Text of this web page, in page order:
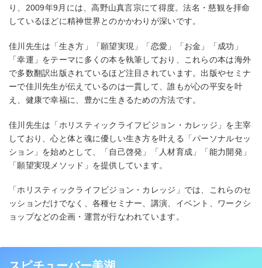
り、2009年9月には、高野山真言宗にて得度。法名・慈観を拝命
しているほどに精神世界とのかかわりが深いです。
佳川先生は「生き方」「願望実現」「恋愛」「お金」「成功」
「幸運」をテーマに多くの本を執筆しており、これらの本は海外
で多数翻訳出版されているほど注目されています。出版やセミナ
ーで佳川先生が伝えているのは一貫して、誰もが心の平安を叶
え、健康で幸福に、豊かに生きるための方法です。
佳川先生は「ホリスティックライフビジョン・カレッジ」を主宰
しており、心と体と魂に優しい生き方を叶える「パーソナルセッ
ション」を始めとして、「自己啓発」「人材育成」「能力開発」
「願望実現メソッド」を提供しています。
「ホリスティックライフビジョン・カレッジ」では、これらのセ
ッションだけでなく、各種セミナー、講演、イベント、ワークシ
ョップなどの企画・運営が行なわれています。